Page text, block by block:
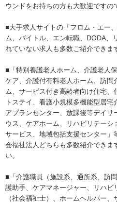
ウンドをお持ちの方も大歓迎ですの
■大手求人サイトの「フロム・エー
ム、バイトル、エン転職、DODA、
れていない求人も多数ご紹介できま
■「特別養護老人ホーム、介護老人
ケア、介護付有料老人ホーム、訪問
ム、サービス付き高齢者向け住宅
トステイ、看護小規模多機能型居
アプランセンター、放課後等デイ
ウス、ケアホーム、リハビリテーシ
サービス、地域包括支援センター」
会福祉法人どちらも多数紹介できま
い。
■「介護職員（施設系、通所系、訪
護助手、ケアマネージャー、リハビ
（社会福祉士）、ホームヘルパー